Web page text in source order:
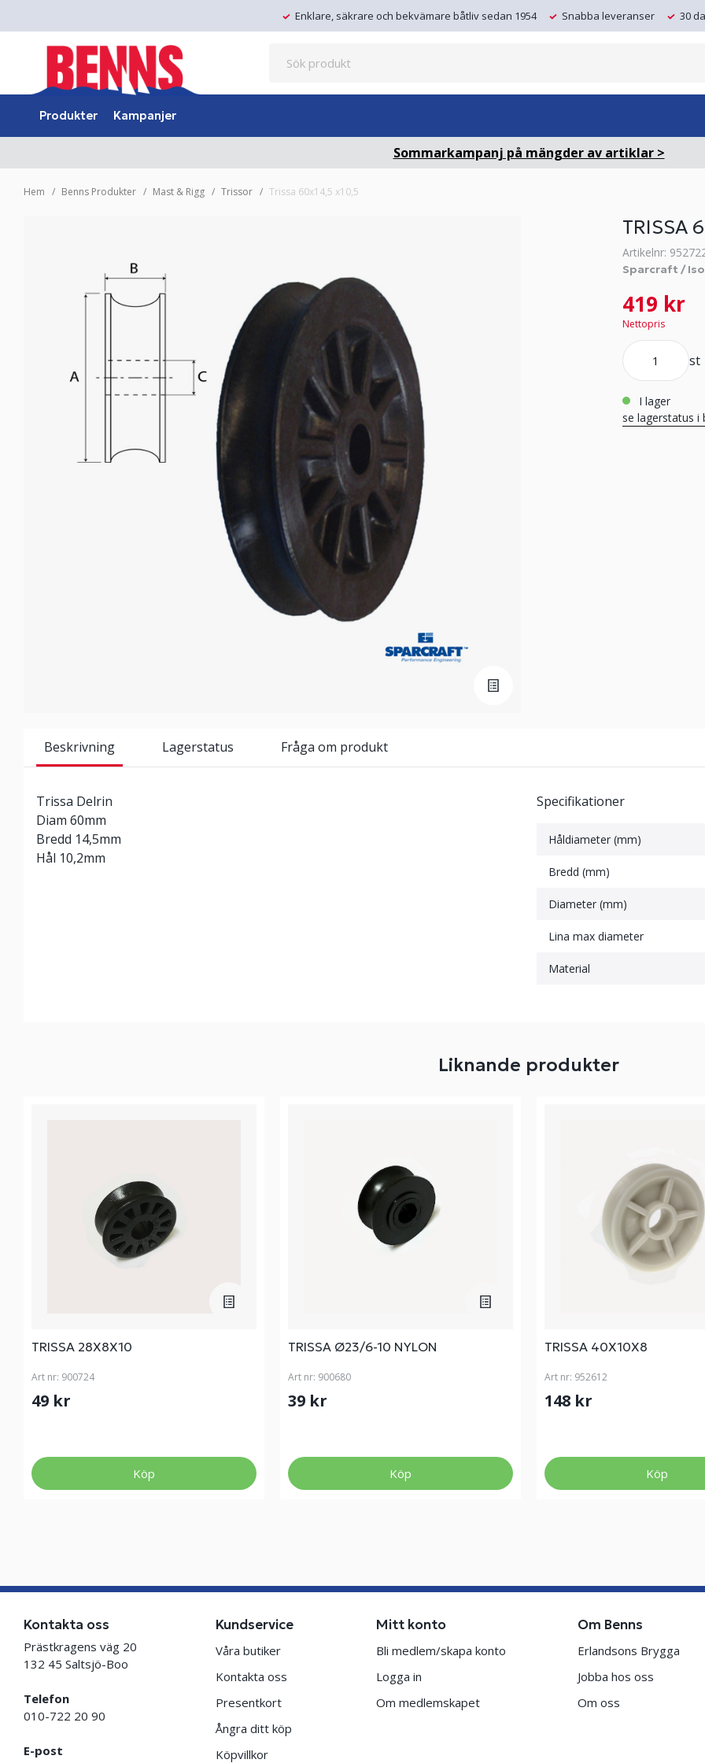
Enklare, säkrare och bekvämare båtliv sedan 1954 Snabba leveranser 30
Produkter Kampanjer
Sommarkampanj på mängder av artiklar >
Hem Benns Produkter Mast & Rigg Trissor Trissa 60x14,5 x10,5
TRISSA
Artikelnr:
Sparcraft /
419 kr
Nettopris
st
i lager
se lagerstatus i
Beskrivning Lagerstatus Fråga om produkt
Trissa Delrin
Diam 60mm
Bredd 14,5mm
Hål 10,2mm
Specifikationer
Håldiameter (mm)
Bredd (mm)
Diameter (mm)
Lina max diameter
Material
Liknande produkter
TRISSA 28X8X10
Art nr: 900724
49 kr
Köp
TRISSA Ø23/6-10 NYLON
Art nr: 900680
39 kr
Köp
TRISSA 40X10X8
Art nr: 952612
148 kr
Köp
Kontakta oss
Prästkragens väg 20
132 45 Saltsjö-Boo
Telefon
010-722 20 90
E-post
Kundservice
Våra butiker
Kontakta oss
Presentkort
Ångra ditt köp
Köpvillkor
Mitt konto
Bli medlem/skapa konto
Logga in
Om medlemskapet
Om Benns
Erlandsons Brygga
Jobba hos oss
Om oss